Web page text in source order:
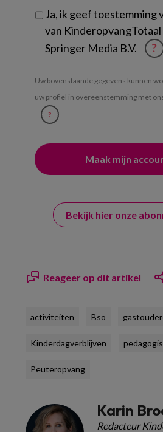
Ja, ik geef toestemming
van KinderopvangTotaal
Springer Media B.V.
?
Uw bovenstaande gegevens kunnen
uw profiel in overeenstemming met
?
Bekijk hier onze
Reageer op dit artikel
activiteiten Bso
Kinderdagverblijven
Peuteropvang
Karin
Redacteur